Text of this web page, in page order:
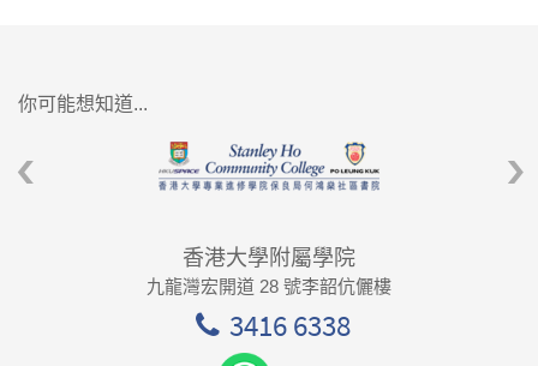
你可能想知道...
香港大學附屬學院
九龍灣宏開道 28 號李韶伉儷樓
3416 6338